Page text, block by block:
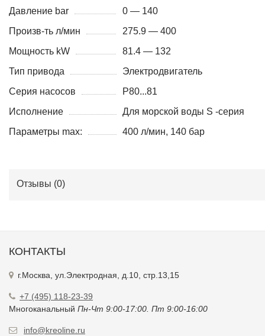
Давление bar
0 — 140
Произв-ть л/мин
275.9 — 400
Мощность kW
81.4 — 132
Тип привода
Электродвигатель
Серия насосов
P80...81
Исполнение
Для морской воды S -серия
Параметры max:
400 л/мин, 140 бар
Отзывы (0)
КОНТАКТЫ
г.Москва, ул.Электродная, д.10, стр.13,15
+7 (495) 118-23-39
Многоканальный Пн-Чт 9:00-17:00. Пт 9:00-16:00
info@kreoline.ru